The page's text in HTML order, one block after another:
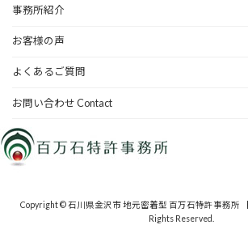
事務所紹介
お客様の声
よくあるご質問
お問い合わせ Contact
Copyright © 石川県金沢市 地元密着型 百万石特許事務所
Rights Reserved.